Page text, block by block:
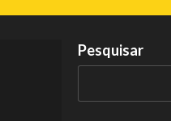
Pesquisar